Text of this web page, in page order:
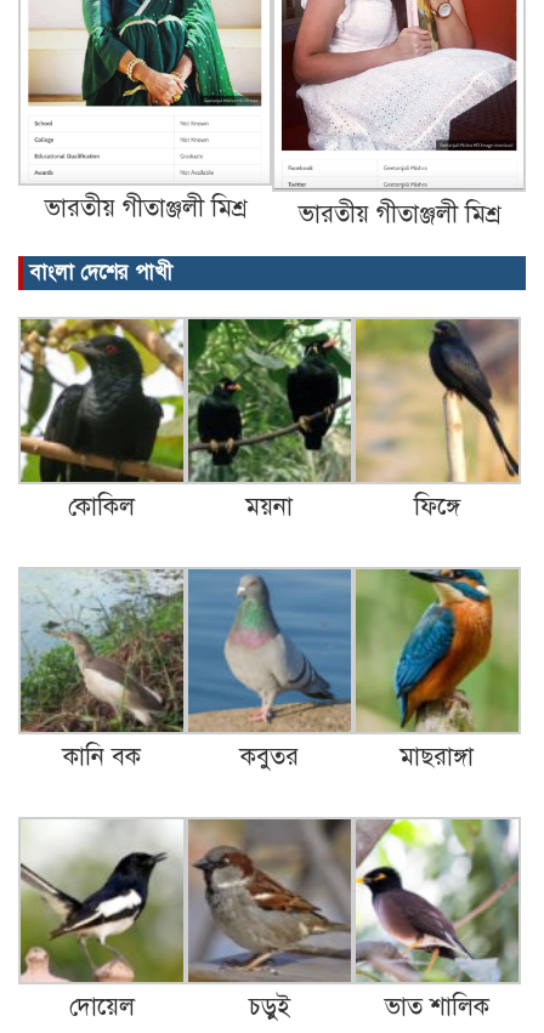
ভারতীয় গীতাঞ্জলী মিশ্র ভারতীয় গীতাঞ্জলী মিশ্র
বাংলা দেশের পাখী
কোকিল ময়না ফিঙ্গে
কানি বক কবুতর মাছরাঙ্গা
দোয়েল চড়ুই ভাত শালিক